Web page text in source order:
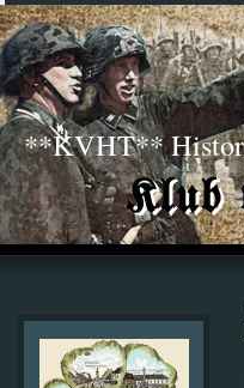
**KVHT**